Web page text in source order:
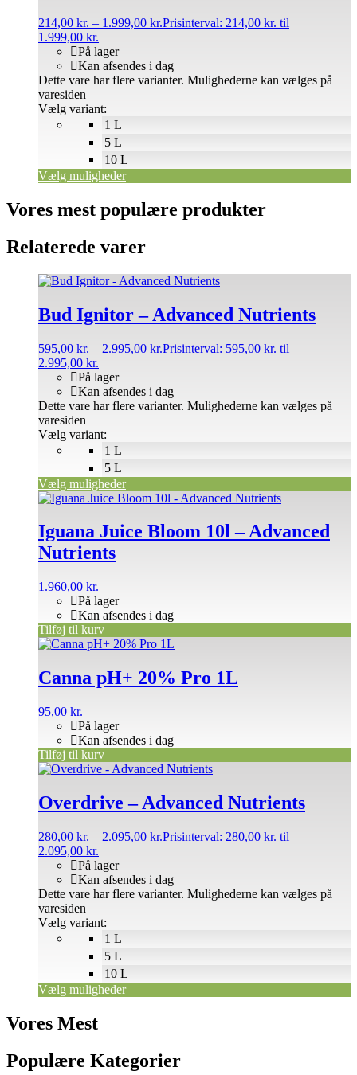
214,00 kr. – 1.999,00 kr.Prisinterval: 214,00 kr. til
1.999,00 kr.
På lager
Kan afsendes i dag
Vælg variant:
Vælg muligheder
Dette vare har flere varianter. Mulighederne kan vælges på
varesiden
1 L
5 L
10 L
Vores mest populære produkter
Relaterede varer
Bud Ignitor – Advanced Nutrients
595,00 kr. – 2.995,00 kr.Prisinterval: 595,00 kr. til
2.995,00 kr.
På lager
Kan afsendes i dag
Vælg variant:
Vælg muligheder
Dette vare har flere varianter. Mulighederne kan vælges på
varesiden
1 L
5 L
Iguana Juice Bloom 10l – Advanced
Nutrients
1.960,00 kr.
På lager
Kan afsendes i dag
Tilføj til kurv
Canna pH+ 20% Pro 1L
95,00 kr.
På lager
Kan afsendes i dag
Tilføj til kurv
Overdrive – Advanced Nutrients
280,00 kr. – 2.095,00 kr.Prisinterval: 280,00 kr. til
2.095,00 kr.
På lager
Kan afsendes i dag
Vælg variant:
Vælg muligheder
Dette vare har flere varianter. Mulighederne kan vælges på
varesiden
1 L
5 L
10 L
Vores Mest
Populære Kategorier